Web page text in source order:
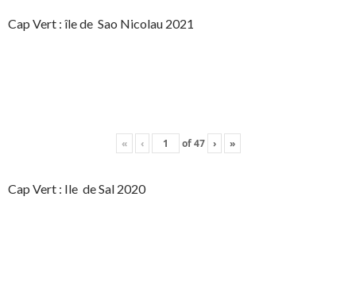
Cap Vert : île de Sao Nicolau 2021
« ‹ of47 › »
Cap Vert : Ile de Sal 2020